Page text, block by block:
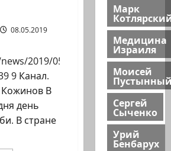
учебных
заведениях
мероприятий.
08.05.2019
2019/05/08/270248.html
9 Канал.
В
день
В стране
Марк
Медицина
Израиля
Моисей
Сергей
Сыченко
Урий
Бенбарух